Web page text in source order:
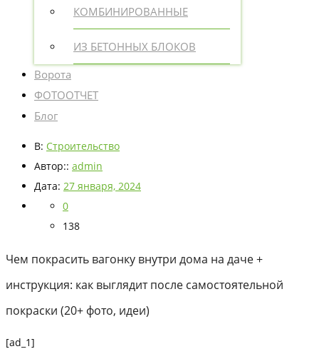
КОМБИНИРОВАННЫЕ
ИЗ БЕТОННЫХ БЛОКОВ
Ворота
ФОТООТЧЕТ
Блог
В: Строительство
Автор:: admin
Дата: 27 января, 2024
0
138
Чем покрасить вагонку внутри дома на даче +
инструкция: как выглядит после самостоятельной
покраски (20+ фото, идеи)
[ad_1]